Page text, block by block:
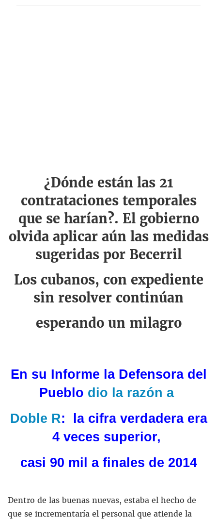
¿Dónde están las 21
contrataciones temporales
que se harían?. El gobierno
olvida aplicar aún las medidas
sugeridas por Becerril
Los cubanos, con expediente
sin resolver continúan
esperando un milagro
En su Informe la Defensora del
Pueblo dio la razón a
Doble R: la cifra verdadera era
4 veces superior,
casi 90 mil a finales de 2014
Dentro de las buenas nuevas, estaba el hecho de
que se incrementaría el personal que atiende la